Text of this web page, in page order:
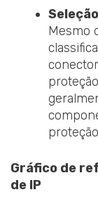
Mesmo
Gráfico de
de IP